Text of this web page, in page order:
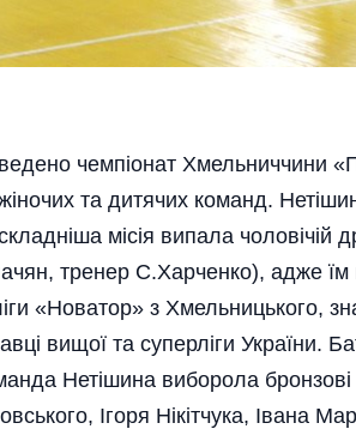
чемпіонат Хмельниччини
та дитячих команд.
місія випала чоловічій
тренер С.Харченко), адже їм
«Новатор» з Хмельницького,
вищої та суперліги України.
Нетішина виборола
Ігоря Нікітчука, Івана